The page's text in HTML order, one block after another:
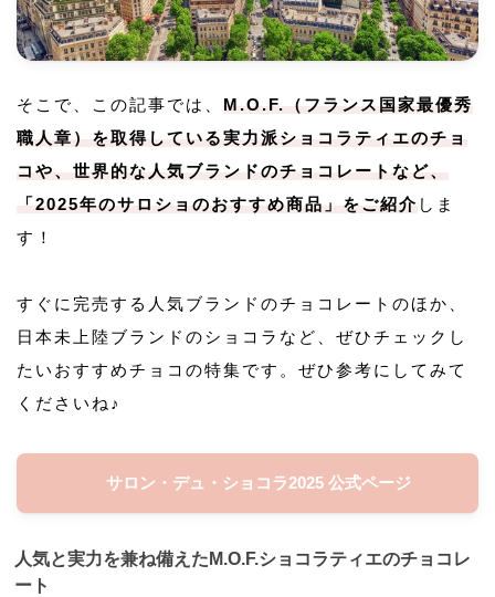
そこで、この記事では、 M.O.F.（フランス国家最優秀
職人章）を取得している実力派ショコラティエのチョ
コや、世界的な人気ブランドのチョコレートなど、
「2025年のサロショのおすすめ商品」をご紹介 しま
す！
すぐに完売する人気ブランドのチョコレートのほか、
日本未上陸ブランドのショコラなど、ぜひチェックし
たいおすすめチョコの特集です。ぜひ参考にしてみて
くださいね♪
サロン・デュ・ショコラ2025 公式ページ
人気と実力を兼ね備えたM.O.F.ショコラティエのチョコレ
ート